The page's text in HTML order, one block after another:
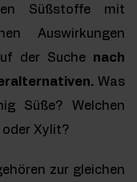
Süßstoffe mit
Auswirkungen
der Suche nach
Was
Süße? Welchen
Xylit?
zur gleichen